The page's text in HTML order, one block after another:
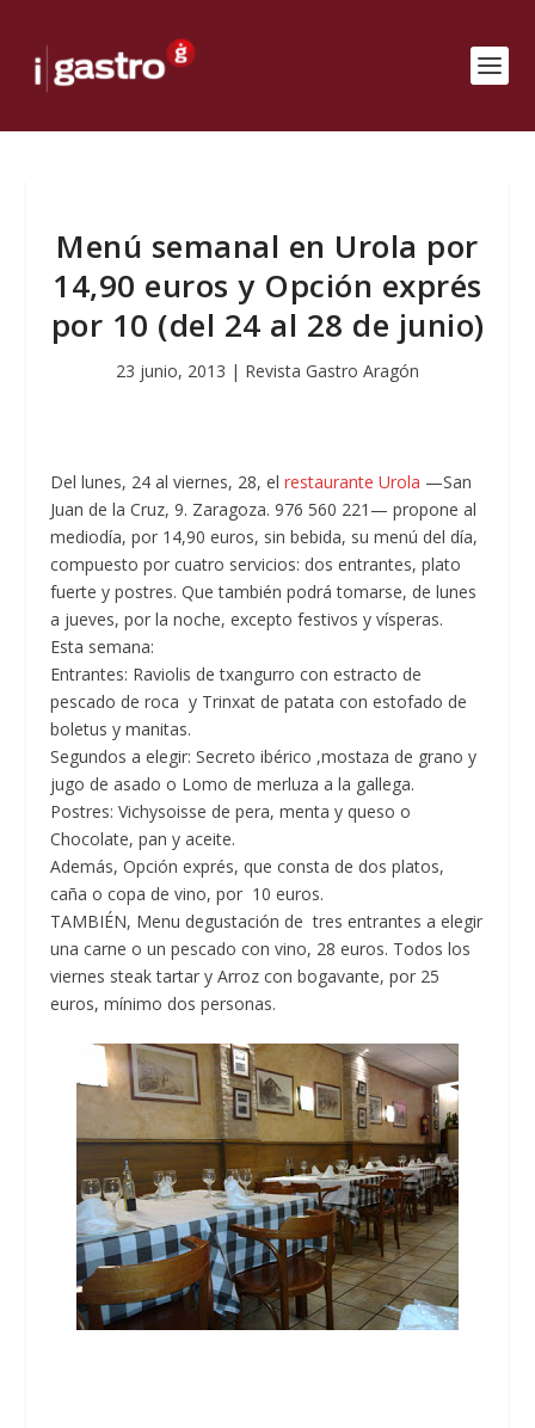
Menú semanal en Urola por
14,90 euros y Opción exprés
por 10 (del 24 al 28 de junio)
23 junio, 2013 | Revista Gastro Aragón
Del lunes, 24 al viernes, 28, elrestaurante Urola —San
Juan de la Cruz, 9. Zaragoza. 976 560 221— propone al
mediodía, por 14,90 euros, sin bebida, su menú del día,
compuesto por cuatro servicios: dos entrantes, plato
fuerte y postres. Que también podrá tomarse, de lunes
a jueves, por la noche, excepto festivos y vísperas.
Esta semana:
Entrantes: Raviolis de txangurro con estracto de
pescado de roca y Trinxat de patata con estofado de
boletus y manitas.
Segundos a elegir: Secreto ibérico ,mostaza de grano y
jugo de asado o Lomo de merluza a la gallega.
Postres: Vichysoisse de pera, menta y queso o
Chocolate, pan y aceite.
Además, Opción exprés, que consta de dos platos,
caña o copa de vino, por 10 euros.
TAMBIÉN, Menu degustación de tres entrantes a elegir
una carne o un pescado con vino, 28 euros. Todos los
viernes steak tartar y Arroz con bogavante, por 25
euros, mínimo dos personas.